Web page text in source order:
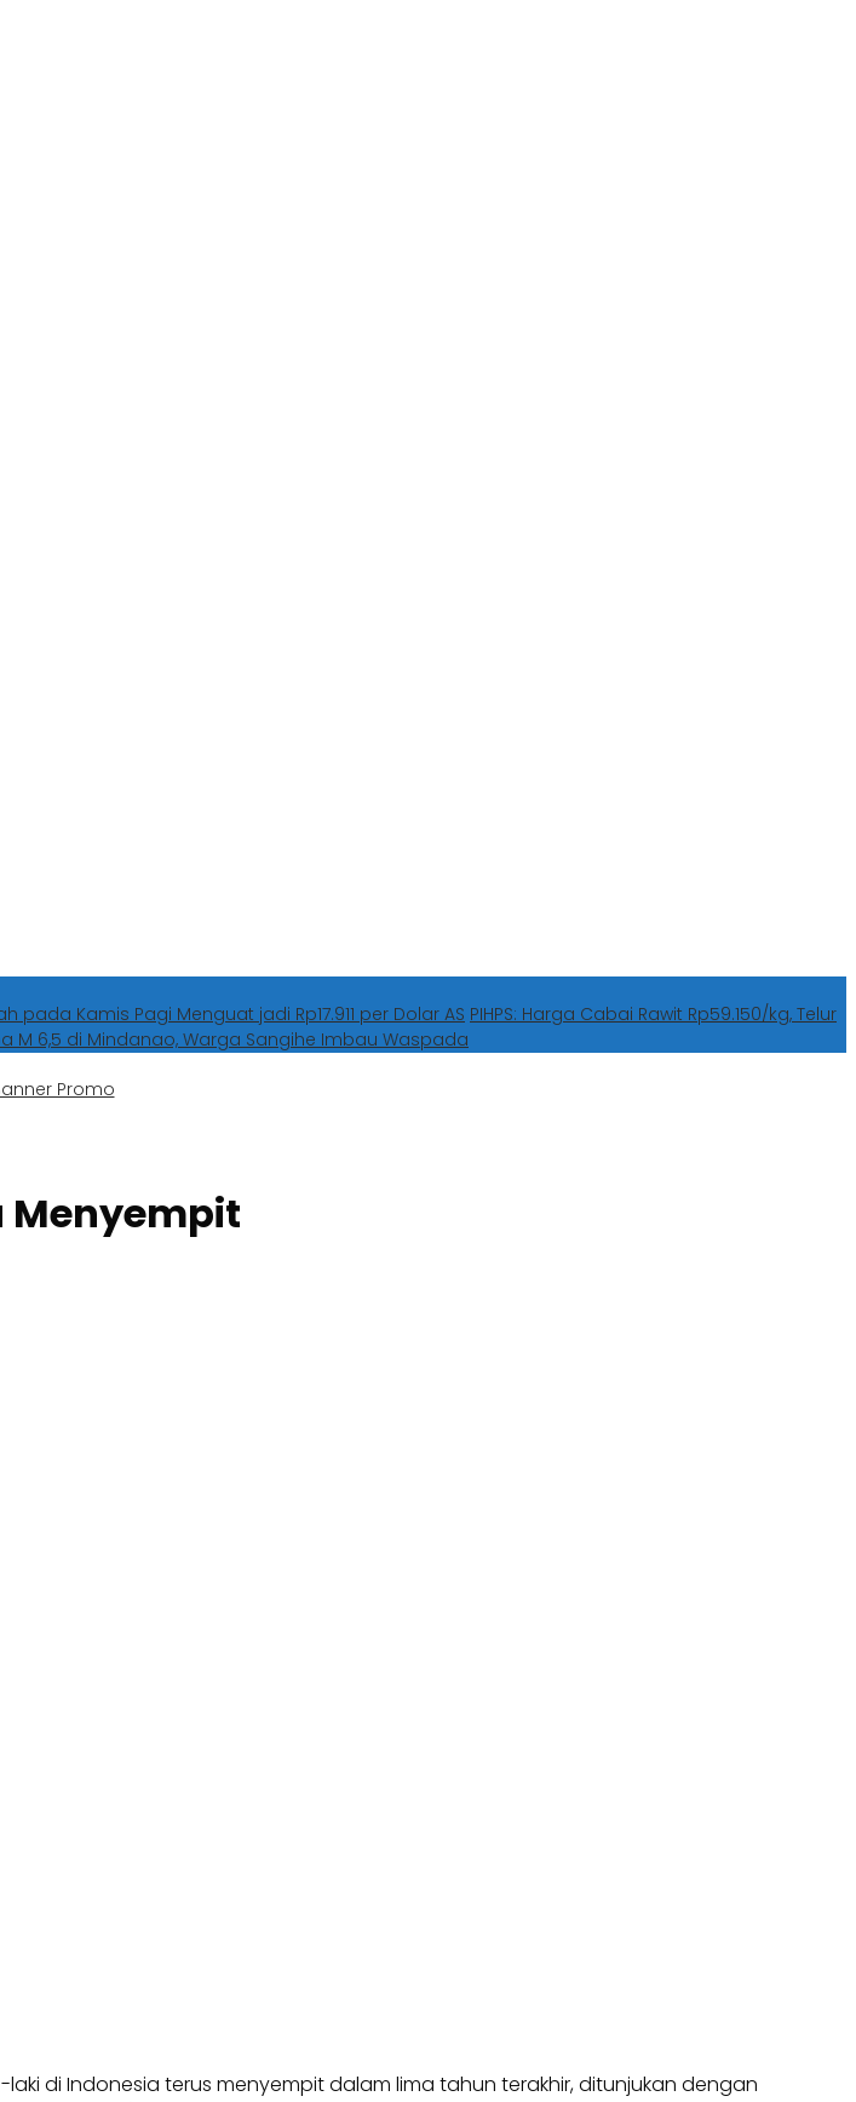
pada Kamis Pagi Menguat jadi Rp17.911 per Dolar AS PIHPS: Harga Cabai Rawit Rp59.150/kg, Telur
M 6,5 di Mindanao, Warga Sangihe Imbau Waspada
Menyempit
di Indonesia terus menyempit dalam lima tahun terakhir, ditunjukan dengan